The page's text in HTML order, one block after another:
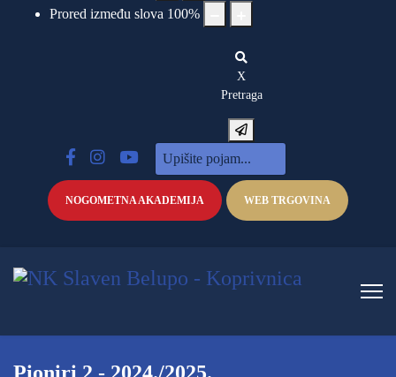
Prored između slova 100%
X
Pretraga
NOGOMETNA AKADEMIJA WEB TRGOVINA